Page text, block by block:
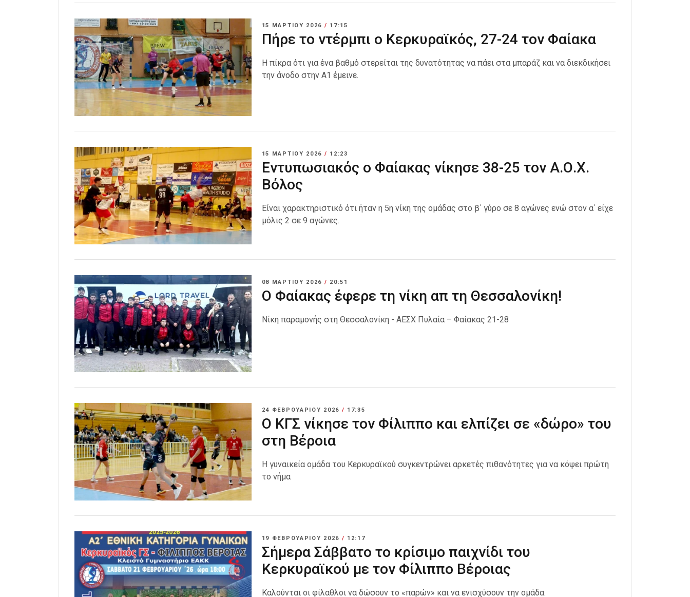
15 ΜΑΡΤΊΟΥ 2026 / 17:15
Πήρε το ντέρμπι ο Κερκυραϊκός, 27-24 τον Φαίακα
Η πίκρα ότι για ένα βαθμό στερείται της δυνατότητας να πάει στα μπαράζ και να διεκδικήσει
την άνοδο στην Α1 έμεινε.
15 ΜΑΡΤΊΟΥ 2026 / 12:23
Εντυπωσιακός ο Φαίακας νίκησε 38-25 τον Α.Ο.Χ.
Βόλος
Είναι χαρακτηριστικό ότι ήταν η 5η νίκη της ομάδας στο β΄ γύρο σε 8 αγώνες ενώ στον α΄ είχε
μόλις 2 σε 9 αγώνες.
08 ΜΑΡΤΊΟΥ 2026 / 20:51
Ο Φαίακας έφερε τη νίκη απ τη Θεσσαλονίκη!
Νίκη παραμονής στη Θεσσαλονίκη - ΑΕΣΧ Πυλαία – Φαίακας 21-28
24 ΦΕΒΡΟΥΑΡΊΟΥ 2026 / 17:35
Ο ΚΓΣ νίκησε τον Φίλιππο και ελπίζει σε «δώρο» του
στη Βέροια
Η γυναικεία ομάδα του Κερκυραϊκού συγκεντρώνει αρκετές πιθανότητες για να κόψει πρώτη
το νήμα
19 ΦΕΒΡΟΥΑΡΊΟΥ 2026 / 12:17
Σήμερα Σάββατο το κρίσιμο παιχνίδι του
Κερκυραϊκού με τον Φίλιππο Βέροιας
Καλούνται οι φίλαθλοι να δώσουν το «παρών» και να ενισχύσουν την ομάδα.